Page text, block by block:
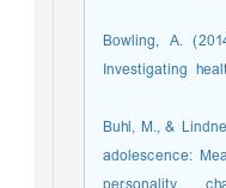
Bowling, A.
Investigating
Buhl, M., &
adolescence: